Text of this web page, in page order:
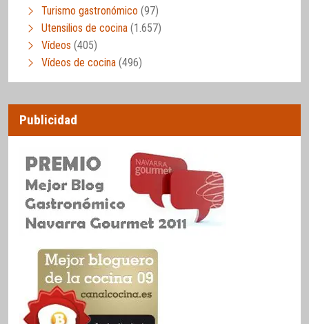
Turismo gastronómico (97)
Utensilios de cocina (1.657)
Vídeos (405)
Vídeos de cocina (496)
Publicidad